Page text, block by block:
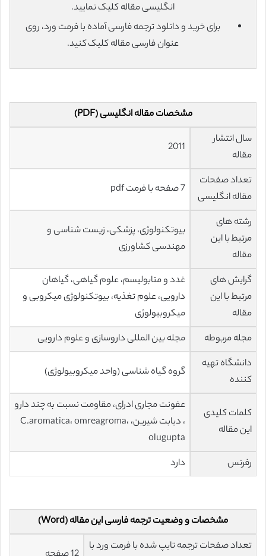
انگلیسی مقاله کلیک نمایید.
برای خرید و دانلود ترجمه فارسی آماده با فرمت ورد، روی
عنوان فارسی مقاله کلیک کنید.
مشخصات مقاله انگلیسی (PDF)
سال انتشار
مقاله
2011
تعداد صفحات
مقاله انگلیسی
7 صفحه با فرمت pdf
رشته های
مرتبط با این
مقاله
بیوتکنولوژی، پزشکی، زیست شناسی و
مهندسی کشاورزی
گرایش های
مرتبط با این
مقاله
غدد و متابولیسم، علوم گیاهی، گیاهان
دارویی، علوم تغذیه، بیوتکنولوژی میکروبی و
میکروبیولوژی
مجله مربوطه
مجله بین المللی داروسازی و علوم دارویی
دانشگاه تهیه
کننده
گروه گیاه شناسی (واحد میکروبیولوژی)
کلمات کلیدی
این مقاله
عفونت مجاری ادرای، مقاومت نسبت به چند دارو
، دیابت شیرین، C.aromatica، omreagroma،
olugupta
رفرنس
دارد
مشخصات و وضعیت ترجمه فارسی این مقاله (Word)
تعداد صفحات ترجمه تایپ شده با فرمت ورد با